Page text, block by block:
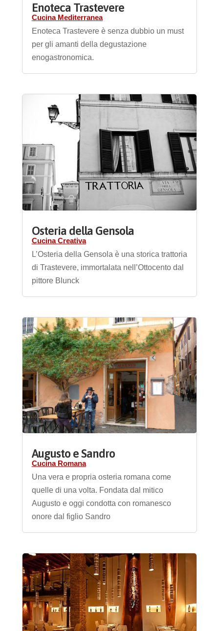
Enoteca Trastevere
Cucina Mediterranea
Enoteca Trastevere è senza dubbio un must
per gli amanti della degustazione
enogastronomica.
Osteria della Gensola
Cucina Creativa
L’Osteria della Gensola è una storica trattoria
di Trastevere, immortalata nell’Ottocento dal
pittore Blunck
Augusto e Sandro
Cucina Romana
Una vera e propria osteria romana come
quelle di una volta. Fondata dal mitico
Augusto e oggi condotta con romanesco
onore dal figlio Sandro